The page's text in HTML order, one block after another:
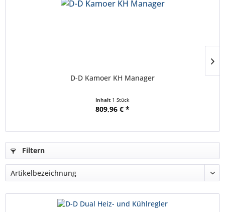
D-D Kamoer KH Manager
Inhalt 1 Stück
809,96 € *
Filtern